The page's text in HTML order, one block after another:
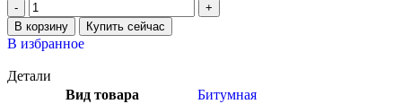
В корзину Купить сейчас
В избранное
Детали
Вид товара
Битумная